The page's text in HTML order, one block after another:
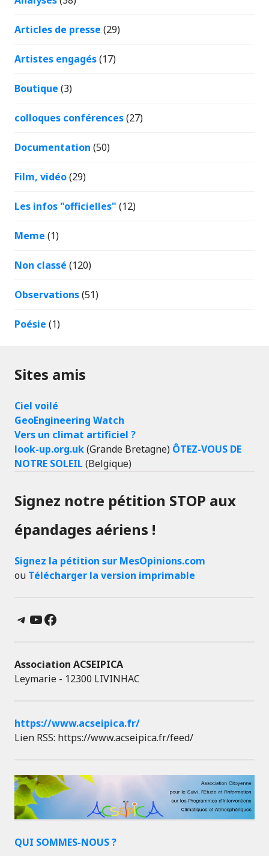
Articles de presse (29)
Artistes engagés(17)
Boutique (3)
colloques conférences(27)
Documentation (50)
Film, vidéo(29)
Les infos "officielles" (12)
Meme (1)
Non classé (120)
Observations(51)
Poésie (1)
Sites amis
Ciel voilé
GeoEngineering Watch
Vers un climat artificiel ?
look-up.org.uk(Grande Bretagne) ÔTEZ-VOUS DE
NOTRE SOLEIL (Belgique)
Signez notre pétition STOP aux
épandages aériens !
Signez la pétition sur MesOpinions.com
ou Télécharger la version imprimable
Telegram
YouTube
Facebook
Association ACSEIPICA
Leymarie - 12300 LIVINHAC
https://www.acseipica.fr/
Lien RSS: https://www.acseipica.fr/feed/
QUI SOMMES-NOUS ?